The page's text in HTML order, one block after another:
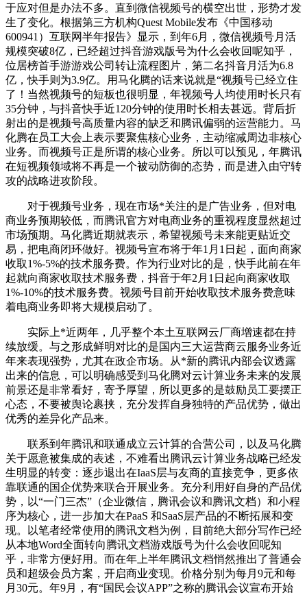
于应对但是办法不多。直到微信视频号的横空出世，形势才发
生了变化。根据第三方机构Quest Mobile发布《中国移动
600941）互联网半年报告》显示，到年6月，微信视频号月活
规模突破8亿，已经超过抖音游戏版号为什么会收回呢知乎，
位居榜首手游游戏公司转让流程图片，第二名抖音月活为6.8
亿，快手则为3.9亿。用马化腾的话来说就是“视频号已经立住
了！当然视频号的短板也很明显，年视频号人均使用时长只有
35分钟，与抖音快手近120分钟的使用时长相去甚远。背后折
射出的是视频号高质量内容的缺乏和腾讯偏弱的运营能力。马
化腾在员工大会上表示要聚焦核心业务，主动缩减周边非核心
业务。而视频号正是所谓的核心业务。所以可以预见，年腾讯
在短视频领域将不再是一个被动防御的态势，而是进入由守转
攻的战略进攻阶段。
对于视频号业务，现在市场*关注的是广告业务，但对电
商业务预期较低，而腾讯官方对电商业务的重视程度显然超过
市场预期。马化腾近期就表示，希望视频号未来能更贴近交
易，把电商闭环做好。视频号宣布将于年1月1日起，面向商家
收取1%-5%的技术服务费。作为行业对比的是，快手此前在年
起就向商家收取技术服务费，抖音于年2月1日起向商家收取
1%-10%的技术服务费。视频号目前开始收取技术服务费意味
着电商业务即将大规模启动了。
实际上*近两年，几乎整个本土互联网云厂商增速都在持
续放缓。与之形成鲜明对比的是国内三大运营商云服务业务近
年来表现强势，尤其在政企市场。从*新的腾讯内部会议透露
出来的信息，可以明确感受到马化腾对云计算业务未来的发展
前景还是非常看好，寄予厚望，所以更多的是鼓励员工要摆正
心态，不要被舆论裹挟，充分发挥自身独特的产品优势，做出
优秀的差异化产品来。
联系到年腾讯和联通成立云计算的合营公司，以及马化腾
关于愿意被集成的表述，不难看出腾讯云计算业务战略已经发
生明显的转变：逐步退出在IaaS层与友商的直接竞争，更多依
靠联通的国企优势来联合开展业务。充分利用好自身的产品优
势，以“一门三杰”（企业微信，腾讯会议和腾讯文档）和小程
序为核心，进一步加大在PaaS 和SaaS层产品的不断拓展和变
现。以笔者经常使用的腾讯文档为例，目前绝大部分写作已经
从本地Word全面转向腾讯文档游戏版号为什么会收回呢知
乎，非常方便好用。而在年上半年腾讯文档悄然推出了普通会
员和超级会员方案，开启商业变现。价格分别为每月9元和每
月30元。年9月，有“国民会议APP”之称的腾讯会议宣布开始